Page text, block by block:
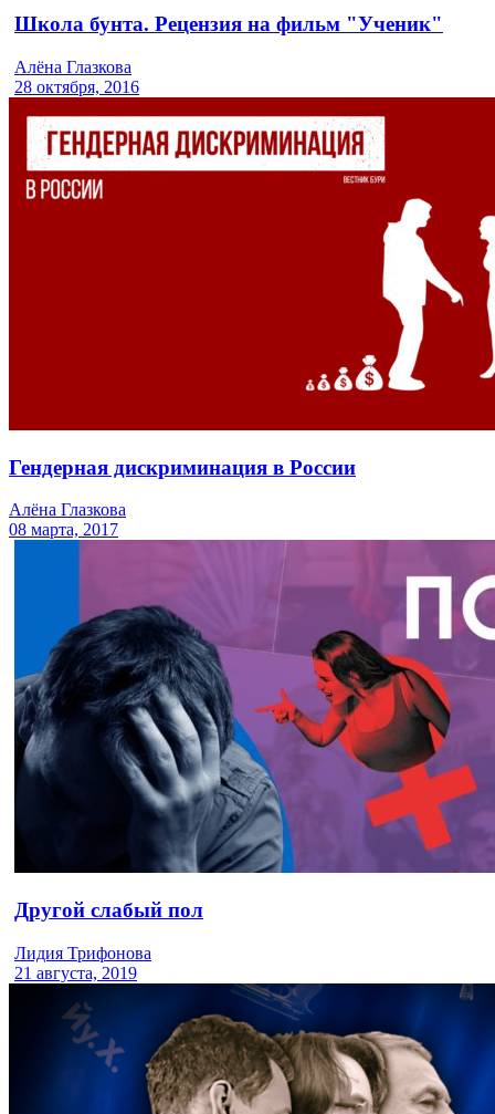
Школа бунта. Рецензия на фильм "Ученик"
Алёна Глазкова
28 октября, 2016
Гендерная дискриминация в России
Алёна Глазкова
08 марта, 2017
Другой слабый пол
Лидия Трифонова
21 августа, 2019